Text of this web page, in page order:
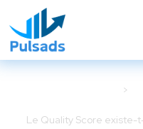
Le Quality Score existe-